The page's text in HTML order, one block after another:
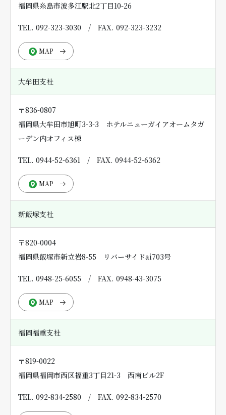
福岡県糸島市波多江駅北2丁目10-26
TEL. 092-323-3030 / FAX. 092-323-3232
MAP
大牟田支社
〒836-0807
福岡県大牟田市旭町3-3-3 ホテルニューガイアオームタガ
ーデン内オフィス棟
TEL. 0944-52-6361 / FAX. 0944-52-6362
MAP
新飯塚支社
〒820-0004
福岡県飯塚市新立岩8-55 リバーサイドai703号
TEL. 0948-25-6055 / FAX. 0948-43-3075
MAP
福岡福重支社
〒819-0022
福岡県福岡市西区福重3丁目21-3 西南ビル2F
TEL. 092-834-2580 / FAX. 092-834-2570